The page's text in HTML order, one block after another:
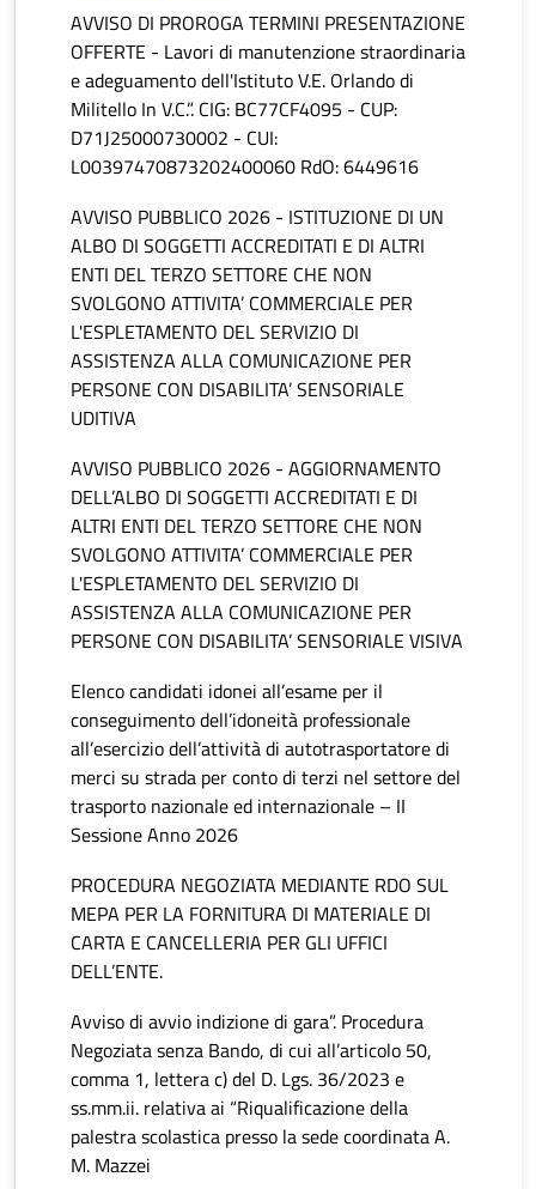
AVVISO DI PROROGA TERMINI PRESENTAZIONE
OFFERTE - Lavori di manutenzione straordinaria
e adeguamento dell'Istituto V.E. Orlando di
Militello In V.C.”. CIG: BC77CF4095 - CUP:
D71J25000730002 - CUI:
L00397470873202400060 RdO: 6449616
AVVISO PUBBLICO 2026 - ISTITUZIONE DI UN
ALBO DI SOGGETTI ACCREDITATI E DI ALTRI
ENTI DEL TERZO SETTORE CHE NON
SVOLGONO ATTIVITA’ COMMERCIALE PER
L'ESPLETAMENTO DEL SERVIZIO DI
ASSISTENZA ALLA COMUNICAZIONE PER
PERSONE CON DISABILITA’ SENSORIALE
UDITIVA
AVVISO PUBBLICO 2026 - AGGIORNAMENTO
DELL’ALBO DI SOGGETTI ACCREDITATI E DI
ALTRI ENTI DEL TERZO SETTORE CHE NON
SVOLGONO ATTIVITA’ COMMERCIALE PER
L'ESPLETAMENTO DEL SERVIZIO DI
ASSISTENZA ALLA COMUNICAZIONE PER
PERSONE CON DISABILITA’ SENSORIALE VISIVA
Elenco candidati idonei all’esame per il
conseguimento dell’idoneità professionale
all’esercizio dell’attività di autotrasportatore di
merci su strada per conto di terzi nel settore del
trasporto nazionale ed internazionale – II
Sessione Anno 2026
PROCEDURA NEGOZIATA MEDIANTE RDO SUL
MEPA PER LA FORNITURA DI MATERIALE DI
CARTA E CANCELLERIA PER GLI UFFICI
DELL’ENTE.
Avviso di avvio indizione di gara”. Procedura
Negoziata senza Bando, di cui all’articolo 50,
comma 1, lettera c) del D. Lgs. 36/2023 e
ss.mm.ii. relativa ai “Riqualificazione della
palestra scolastica presso la sede coordinata A.
M. Mazzei